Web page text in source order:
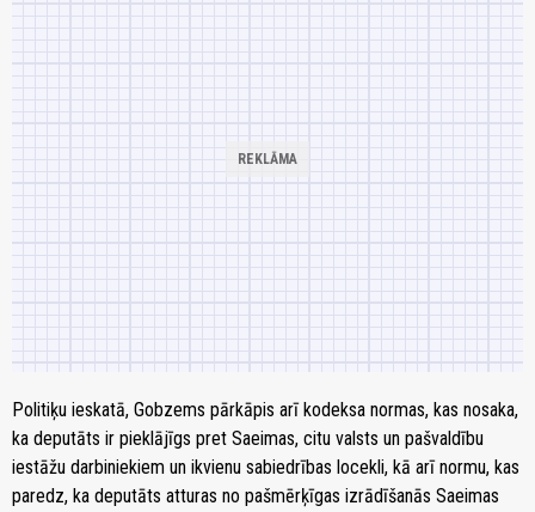
Politiķu ieskatā, Gobzems pārkāpis arī kodeksa normas, kas nosaka,
ka deputāts ir pieklājīgs pret Saeimas, citu valsts un pašvaldību
iestāžu darbiniekiem un ikvienu sabiedrības locekli, kā arī normu, kas
paredz, ka deputāts atturas no pašmērķīgas izrādīšanās Saeimas